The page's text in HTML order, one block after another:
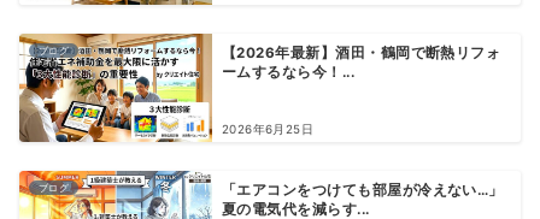
ブログ
【2026年最新】酒田・鶴岡で断熱リフォ
ームするなら今！...
2026年6月25日
ブログ
「エアコンをつけても部屋が冷えない…」
夏の電気代を減らす...